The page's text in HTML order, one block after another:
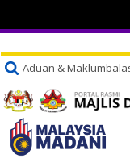
Aduan &